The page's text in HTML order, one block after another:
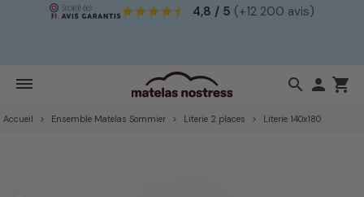
4,8 / 5 (+12 200 avis)
search  shopping_cart
Accueil Ensemble Matelas Sommier Literie 2 places Literie 140x180